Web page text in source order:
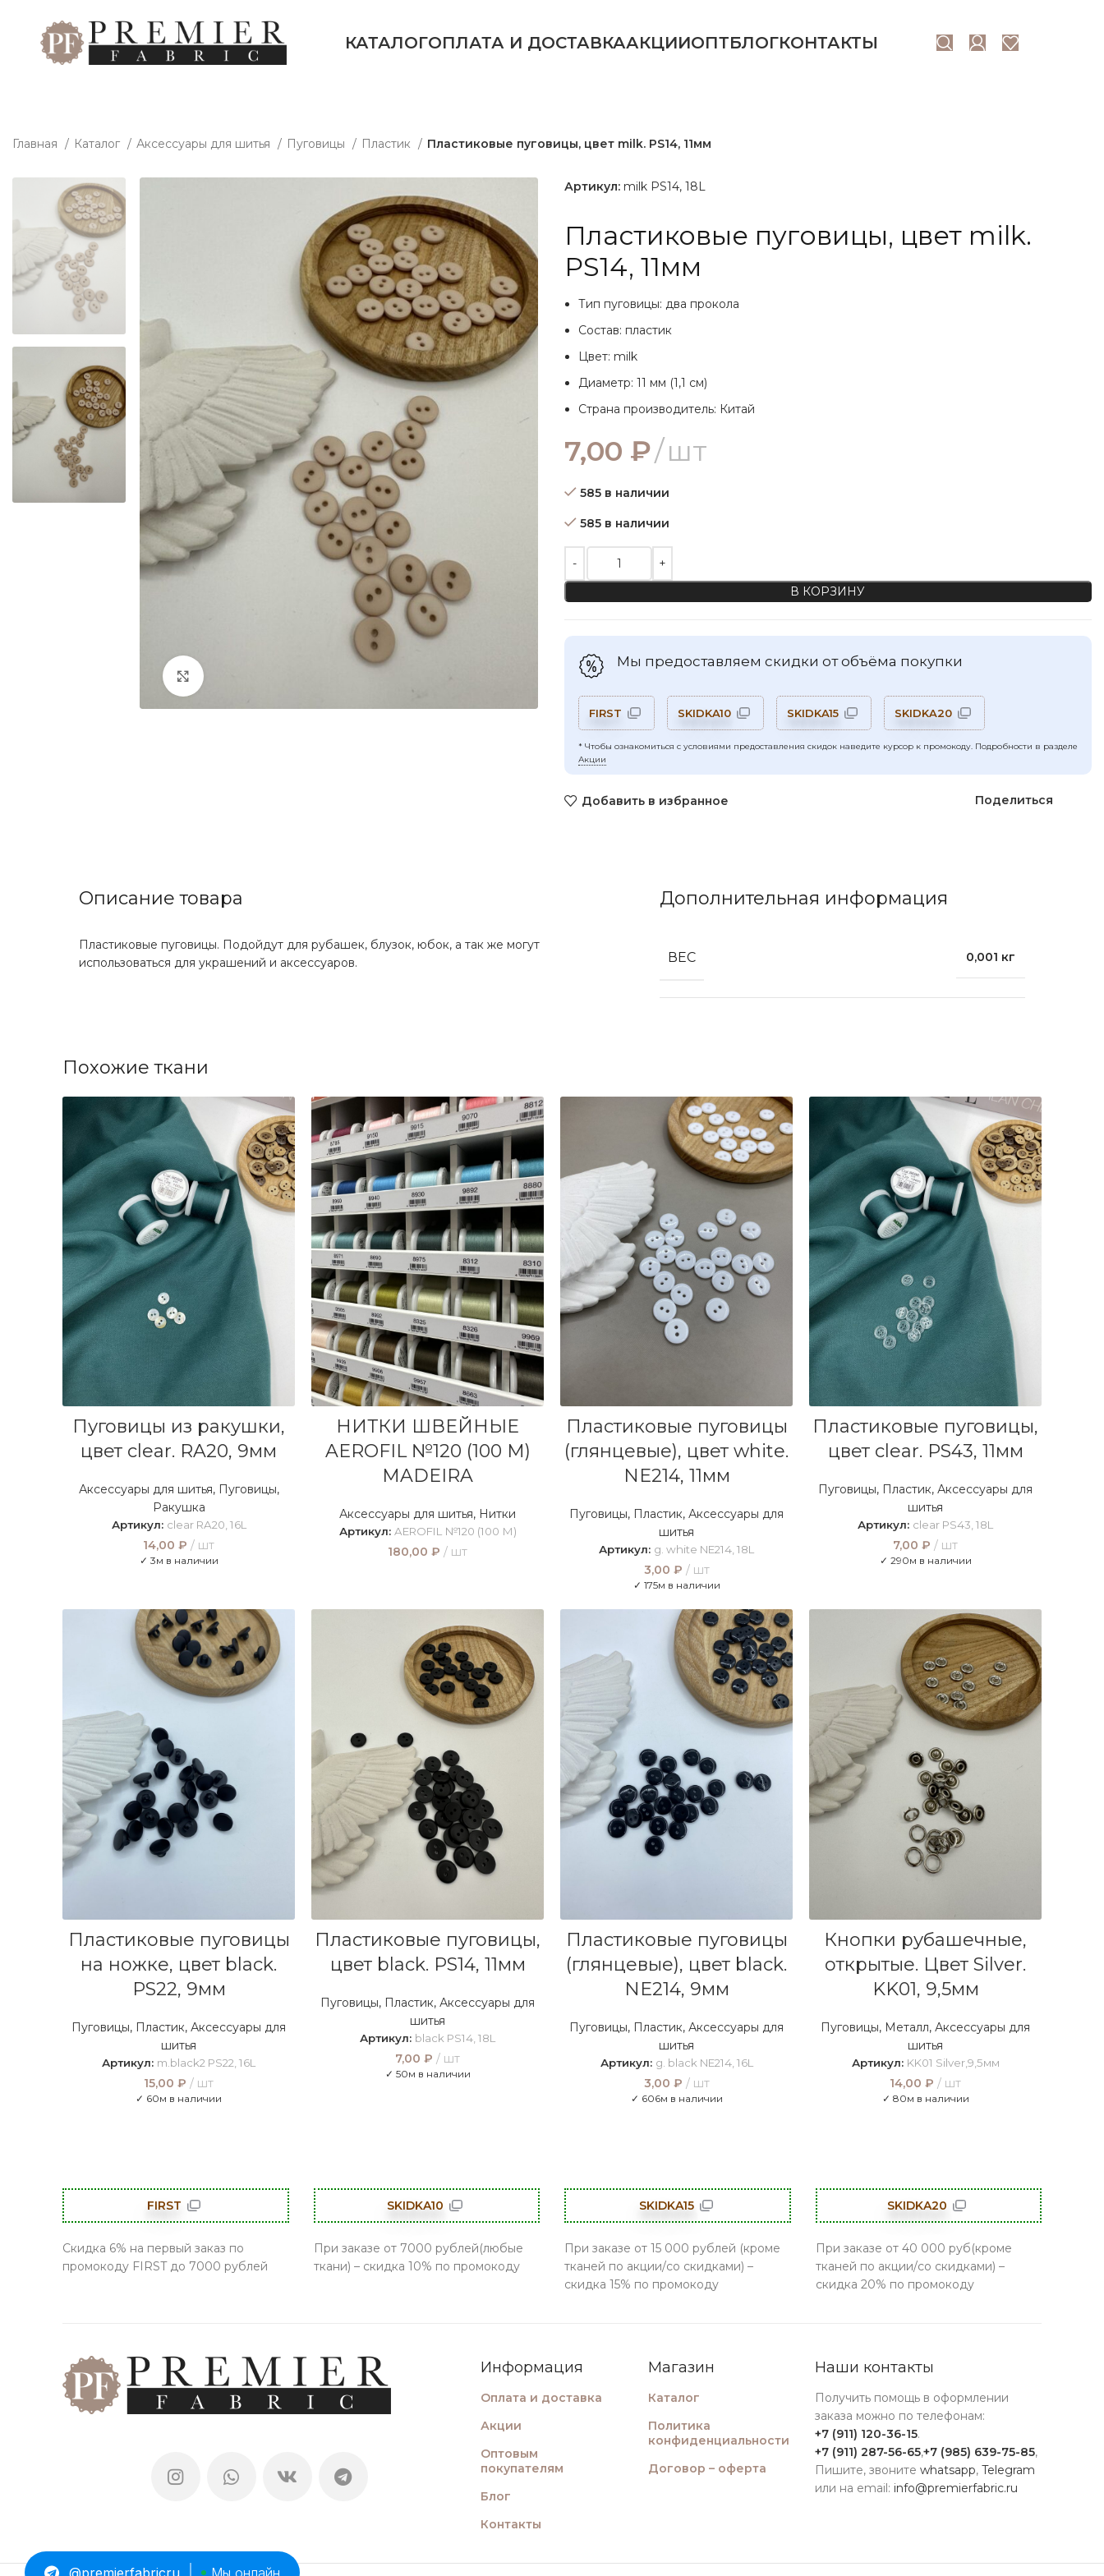
КАТАЛОГОПЛАТА И ДОСТАВКААКЦИИОПТБЛОГКОНТАКТЫ
Главная Каталог Аксессуары для шитья Пуговицы Пластик Пластиковые пуговицы, цвет milk. PS14, 11мм
Артикул: milk PS14, 18L
Пластиковые пуговицы, цвет milk.
PS14, 11мм
Тип пуговицы: два прокола
Состав: пластик
Цвет: milk
Диаметр: 11 мм (1,1 см)
Страна производитель: Китай
7,00 ₽ шт
585 в наличии
585 в наличии
Количество товара Пластиковые пуговицы, цвет milk. PS14, 11мм
В КОРЗИНУ
Мы предоставляем скидки от объёма покупки
FIRST SKIDKA10 SKIDKA15 SKIDKA20
* Чтобы ознакомиться с условиями предоставления скидок наведите курсор к промокоду. Подробности в разделе
Акции
Добавить в избранное Поделиться
Описание товара
Пластиковые пуговицы. Подойдут для рубашек, блузок, юбок, а так же могут
использоваться для украшений и аксессуаров.
Дополнительная информация
ВЕС 0,001 кг
Похожие ткани
Пуговицы из ракушки,
цвет clear. RA20, 9мм
Аксессуары для шитья, Пуговицы,
Ракушка
Артикул: clear RA20, 16L
14,00 ₽ шт
✓ 3м в наличии
ВЫБЕРИТЕ ПАРАМЕТРЫ
НИТКИ ШВЕЙНЫЕ
AEROFIL №120 (100 М)
MADEIRA
Аксессуары для шитья, Нитки
Артикул: AEROFIL №120 (100 М)
180,00 ₽ шт
Пластиковые пуговицы
(глянцевые), цвет white.
NE214, 11мм
Пуговицы, Пластик, Аксессуары для
шитья
Артикул: g. white NE214, 18L
3,00 ₽ шт
✓ 175м в наличии
Пластиковые пуговицы,
цвет clear. PS43, 11мм
Пуговицы, Пластик, Аксессуары для
шитья
Артикул: clear PS43, 18L
7,00 ₽ шт
✓ 290м в наличии
Пластиковые пуговицы
на ножке, цвет black.
PS22, 9мм
Пуговицы, Пластик, Аксессуары для
шитья
Артикул: m.black2 PS22, 16L
15,00 ₽ шт
✓ 60м в наличии
Пластиковые пуговицы,
цвет black. PS14, 11мм
Пуговицы, Пластик, Аксессуары для
шитья
Артикул: black PS14, 18L
7,00 ₽ шт
✓ 50м в наличии
Пластиковые пуговицы
(глянцевые), цвет black.
NE214, 9мм
Пуговицы, Пластик, Аксессуары для
шитья
Артикул: g. black NE214, 16L
3,00 ₽ шт
✓ 606м в наличии
Кнопки рубашечные,
открытые. Цвет Silver.
KK01, 9,5мм
Пуговицы, Металл, Аксессуары для
шитья
Артикул: KK01 Silver,9,5мм
14,00 ₽ шт
✓ 80м в наличии
FIRST
Скидка 6% на первый заказ по
промокоду FIRST до 7000 рублей
SKIDKA10
При заказе от 7000 рублей(любые
ткани) – скидка 10% по промокоду
SKIDKA15
При заказе от 15 000 рублей (кроме
тканей по акции/со скидками) –
скидка 15% по промокоду
SKIDKA20
При заказе от 40 000 руб(кроме
тканей по акции/со скидками) –
скидка 20% по промокоду
Информация
Оплата и доставка
Акции
Оптовым
покупателям
Блог
Контакты
Магазин
Каталог
Политика
конфиденциальности
Договор – оферта
Наши контакты
Получить помощь в оформлении
заказа можно по телефонам:
+7 (911) 120-36-15.
+7 (911) 287-56-65,+7 (985) 639-75-85,
Пишите, звонитеwhatsapp,Telegram
или на email: info@premierfabric.ru
@premierfabricru Мы онлайн